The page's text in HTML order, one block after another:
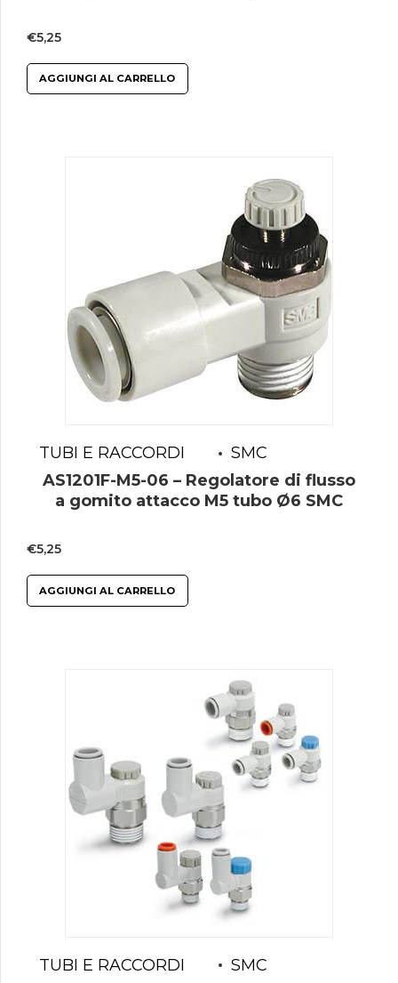
€5,25
AGGIUNGI AL CARRELLO
TUBI E RACCORDI
SMC
AS1201F-M5-06 – Regolatore di flusso
a gomito attacco M5 tubo Ø6 SMC
€5,25
AGGIUNGI AL CARRELLO
TUBI E RACCORDI
SMC